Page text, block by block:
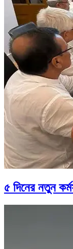
৫ দিনের নতুন